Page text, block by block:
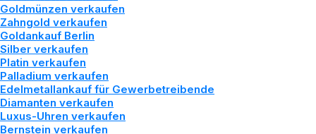
Goldmünzen verkaufen
Zahngold verkaufen
Goldankauf Berlin
Silber verkaufen
Platin verkaufen
Palladium verkaufen
Edelmetallankauf für Gewerbetreibende
Diamanten verkaufen
Luxus-Uhren verkaufen
Bernstein verkaufen
GOLD ODER SILBER?
DIE BESTEN BARREN
VON HEIMERLE +
MEULE UND C.